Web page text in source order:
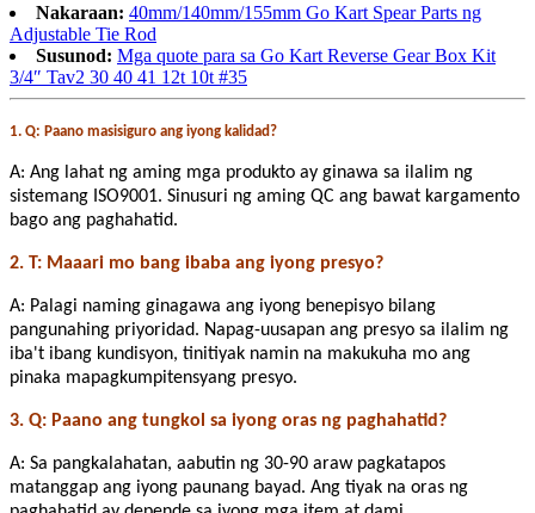
Nakaraan: 40mm/140mm/155mm Go Kart Spear Parts ng
Adjustable Tie Rod
Susunod: Mga quote para sa Go Kart Reverse Gear Box Kit
3/4″ Tav2 30 40 41 12t 10t #35
1. Q: Paano masisiguro ang iyong kalidad?
A: Ang lahat ng aming mga produkto ay ginawa sa ilalim ng
sistemang ISO9001. Sinusuri ng aming QC ang bawat kargamento
bago ang paghahatid.
2. T: Maaari mo bang ibaba ang iyong presyo?
A: Palagi naming ginagawa ang iyong benepisyo bilang
pangunahing priyoridad. Napag-uusapan ang presyo sa ilalim ng
iba't ibang kundisyon, tinitiyak namin na makukuha mo ang
pinaka mapagkumpitensyang presyo.
3. Q: Paano ang tungkol sa iyong oras ng paghahatid?
A: Sa pangkalahatan, aabutin ng 30-90 araw pagkatapos
matanggap ang iyong paunang bayad. Ang tiyak na oras ng